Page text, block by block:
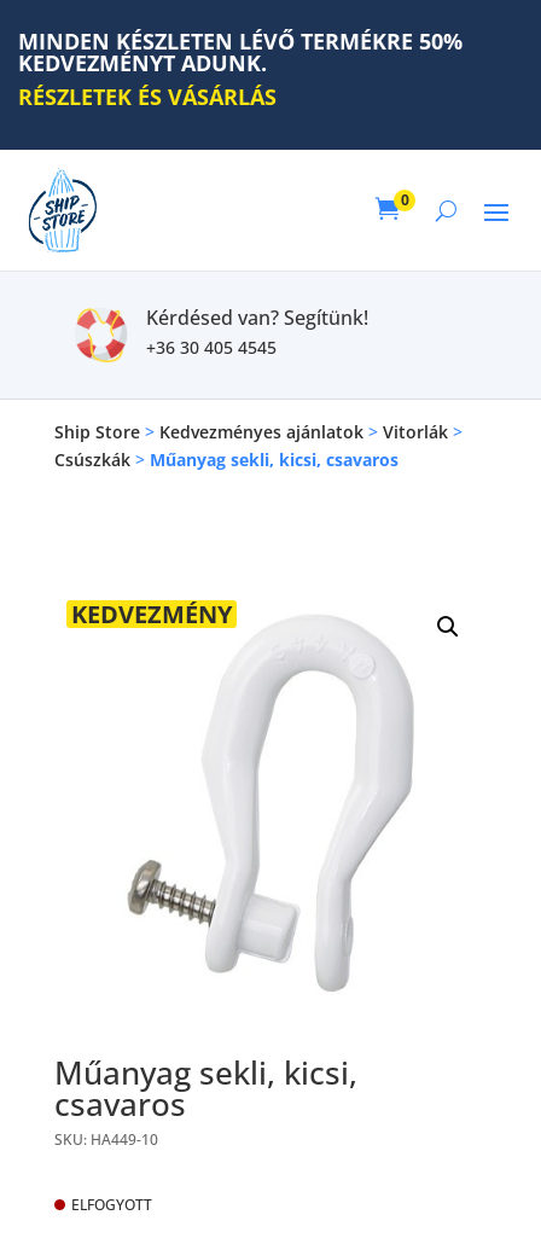
MINDEN KÉSZLETEN LÉVŐ TERMÉKRE 50%
KEDVEZMÉNYT ADUNK.
RÉSZLETEK ÉS VÁSÁRLÁS
0
Kérdésed van? Segítünk!
+36 30 405 4545
Ship Store> Kedvezményes ajánlatok> Vitorlák>
Csúszkák> Műanyag sekli, kicsi, csavaros
KEDVEZMÉNY
Műanyag sekli, kicsi,
csavaros
SKU: HA449-10
ELFOGYOTT